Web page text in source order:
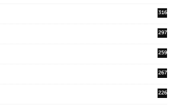
316
297
259
267
226